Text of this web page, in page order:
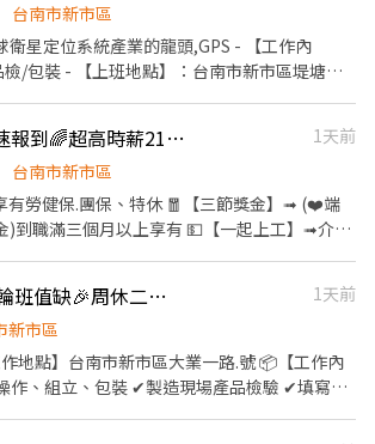
書審即可 ━━━━━━━━━━━━━━ 🕒【工
08:00－17:00 ☀ 日班B｜09:00－18:00 🌤 午
🌤 午班B｜15:00－24:00 🌙 夜班｜00:00－
每日最高加給320元 ※ 加班時數不列入計算
📅【休假制度】 排休制 依當月國定
入有保障 ━━━━━━━━━━━━━━ 📩 有興趣
私訊詢問！ 點擊下方連結或加入官方 L.I.N.E 截
】 官方 ID：@746lzapm（記得加小老鼠 @
私訊詢問面試資訊！
台南市新市區
衛星定位系統產業的龍頭,GPS - 【工作內
/包裝 - 【上班地點】：台南市新市區堤塘港
) - 【休息時間】：兩次各10分鐘 用餐40分 -
(含素食)、快餐、麵食及輕食等餐道可選；補
- 【休假制度】：週休六日 - 【停車】：免費
】 ❤薪資預支 ❤勞保健保 ❤快速上工 ❤線上書
❤轉正機會 - 應徵的人有點多，我們想更快幫
寫】
Vs1ySWd0Gw?
快來聯繫我】▬▬▬▬▬ 👩‍💼 康彼斯－李
💬 ʟɪɴᴇ：https://reurl.cc/NYrlGm ➕ ʟɪɴᴇ
姓名+電話+應徵職缺截圖畫面) 💡 企業代
🌞固定早班✔️快速報到🌈超高時薪218-253💘貼標籤理貨💘三節獎金
1天前
台南市新市區
有勞健保.團保、特休 🧧【三節獎金】➟ (❤️端
)到職滿三個月以上享有 💵【一起上工】➟介紹
元/時；(B) 236元/時 晚班：246元/時 夜班：
🚩台南產線⭕免輪班值缺🎉周休二日見紅休✅免學經歷💰班別津貼(J-濾)
1天前
新市區
點】台南市新市區大業一路.號 📦【工作內
作、組立、包裝 ✔製造現場產品檢驗 ✔填寫生